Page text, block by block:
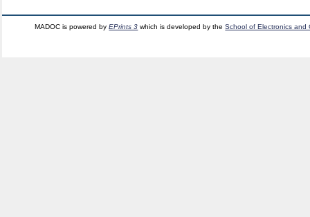
MADOC is powered byEPrints 3 which is developed by theSchool of Electronics and